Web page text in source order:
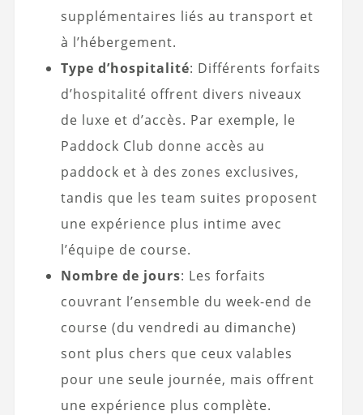
supplémentaires liés au transport et
à l’hébergement.
Type d’hospitalité: Différents forfaits
d’hospitalité offrent divers niveaux
de luxe et d’accès. Par exemple, le
Paddock Club donne accès au
paddock et à des zones exclusives,
tandis que les team suites proposent
une expérience plus intime avec
l’équipe de course.
Nombre de jours: Les forfaits
couvrant l’ensemble du week-end de
course (du vendredi au dimanche)
sont plus chers que ceux valables
pour une seule journée, mais offrent
une expérience plus complète.